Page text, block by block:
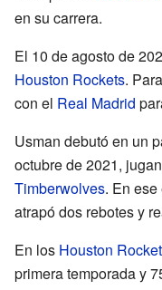
en su carrera.
El 10 de agosto de
Houston Rockets.
con el Real Madrid
Usman debutó en un
octubre de 2021,
Timberwolves. En
atrapó dos rebotes y
En los Houston
primera temporada y